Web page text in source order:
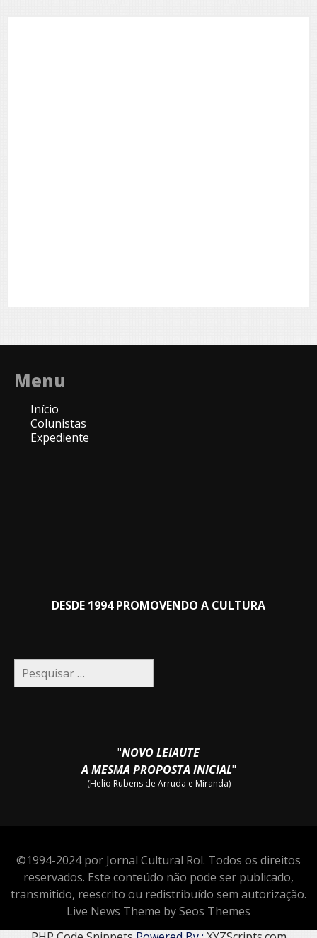
Menu
Início
Colunistas
Expediente
DESDE 1994 PROMOVENDO A CULTURA
Pesquisar
por:
"NOVO LEIAUTE
A MESMA PROPOSTA INICIAL"
(Helio Rubens de Arruda e Miranda)
©1994-2024 por Jornal Cultural Rol. Todos os direitos
reservados. Este conteúdo não pode ser publicado,
transmitido, reescrito ou redistribuído sem autorização.
Live News Theme by Seos Themes